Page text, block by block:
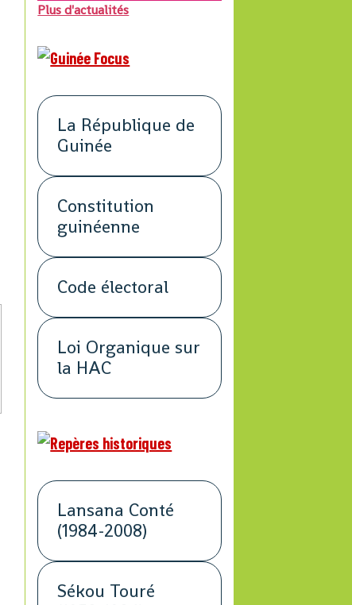
Plus d'actualités
La République de
Guinée
Constitution
guinéenne
Code électoral
Loi Organique sur
la HAC
Lansana Conté
(1984-2008)
Sékou Touré